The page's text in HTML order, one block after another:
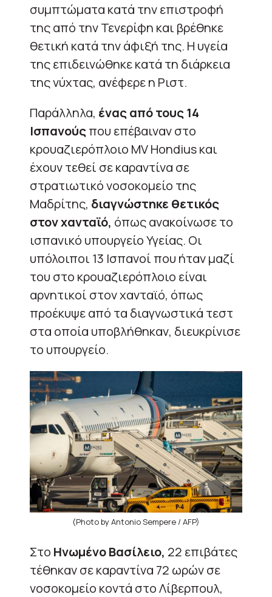
συμπτώματα κατά την επιστροφή
της από την Τενερίφη και βρέθηκε
θετική κατά την άφιξή της. Η υγεία
της επιδεινώθηκε κατά τη διάρκεια
της νύχτας, ανέφερε η Ριστ.
Παράλληλα, ένας από τους 14
Ισπανούςπου επέβαιναν στο
κρουαζιερόπλοιο MV Hondius και
έχουν τεθεί σε καραντίνα σε
στρατιωτικό νοσοκομείο της
Μαδρίτης, διαγνώστηκε θετικός
στον χανταϊό, όπως ανακοίνωσε το
ισπανικό υπουργείο Υγείας. Οι
υπόλοιποι 13 Ισπανοί που ήταν μαζί
του στο κρουαζιερόπλοιο είναι
αρνητικοί στον χανταϊό, όπως
προέκυψε από τα διαγνωστικά τεστ
στα οποία υποβλήθηκαν, διευκρίνισε
το υπουργείο.
(Photo by Antonio Sempere / AFP)
Στο Ηνωμένο Βασίλειο, 22 επιβάτες
τέθηκαν σε καραντίνα 72 ωρών σε
νοσοκομείο κοντά στο Λίβερπουλ,